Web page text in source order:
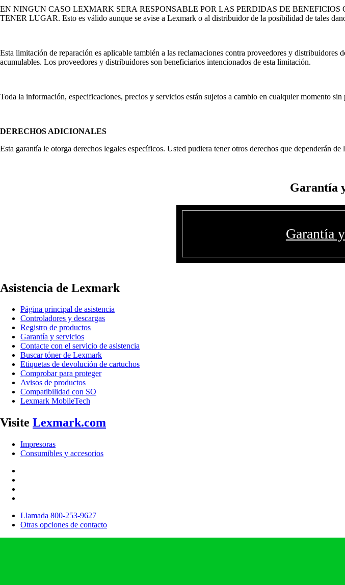
EN NINGUN CASO LEXMARK SERA RESPONSABLE POR LAS PERDIDAS DE
TENER LUGAR. Esto es válido aunque se avise a Lexmark o al distribuidor de la posibilidad de tales
Esta limitación de reparación es aplicable también a las reclamaciones contra proveedores y
acumulables. Los proveedores y distribuidores son beneficiarios intencionados de esta limitación.
Toda la información, especificaciones, precios y servicios están sujetos a cambio en cualquier momento sin
DERECHOS ADICIONALES
Esta garantía le otorga derechos legales específicos. Usted pudiera tener otros derechos que dependerán
Garantía
Garantía
Asistencia de Lexmark
Página principal de asistencia
Controladores y descargas
Registro de productos
Garantía y servicios
Contacte con el servicio de asistencia
Buscar tóner de Lexmark
Etiquetas de devolución de cartuchos
Comprobar para proteger
Avisos de productos
Compatibilidad con SO
Lexmark MobileTech
Visite Lexmark.com
Impresoras
Consumibles y accesorios
Llamada 800-253-9627
Otras opciones de contacto